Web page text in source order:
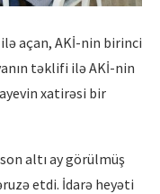
açan, AKİ-nin birinci
təklifi ilə AKİ-nin
xatirəsi bir
altı ay görülmüş
etdi. İdarə heyəti